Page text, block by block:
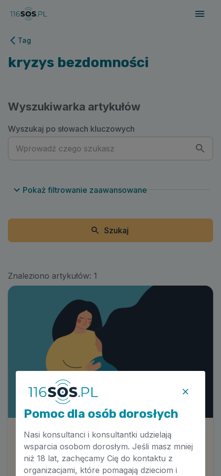
Tag
kryzys bezdomności
Wyszukiwarka artykułów
Wyszukaj po słowach kluczowych
Pokaż filtrowanie zaawansowane
Szukaj
Znaleziono artykułów: 1
Kryzysy psychiczne osób ze społeczności
LGBT+
Autor: Sulimir Szumielewicz
116sos.pl | kryzys bezdomności
Pomoc dla osób dorosłych
Nasi konsultanci i konsultantki udzielają
wsparcia osobom dorosłym. Jeśli masz mniej
niż 18 lat, zachęcamy Cię do kontaktu z
organizacjami, które pomagają dzieciom i